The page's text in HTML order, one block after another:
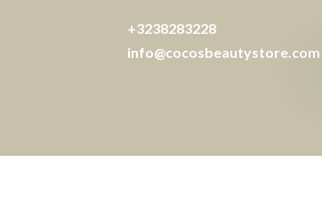
+3238283228
info@cocosbeautystore.com